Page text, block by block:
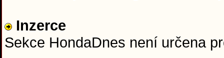
Inzerce
Sekce HondaDnes není určena